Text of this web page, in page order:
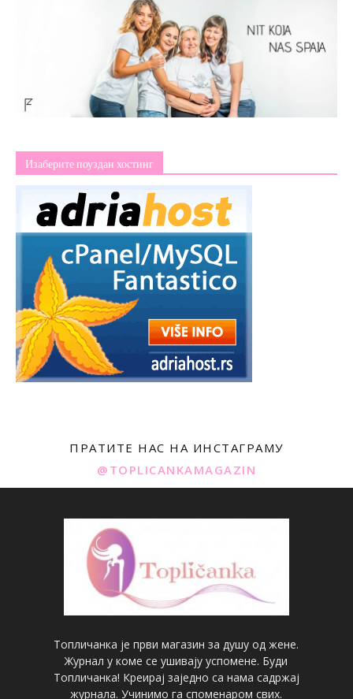
Изаберите поуздан хостинг
ПРАТИТЕ НАС НА ИНСТАГРАМУ
@TOPLICANKAMAGAZIN
Топличанка је први магазин за душу од жене.
Журнал у коме се ушивају успомене. Буди
Топличанка! Креирај заједно са нама садржај
журнала. Учинимо га споменаром свих.